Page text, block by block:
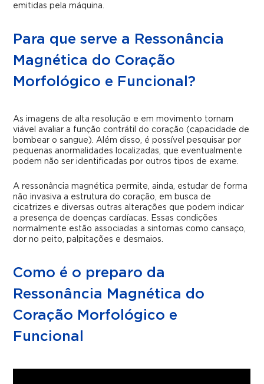
emitidas pela máquina.
Para que serve a Ressonância
Magnética do Coração
Morfológico e Funcional?
As imagens de alta resolução e em movimento tornam
viável avaliar a função contrátil do coração (capacidade de
bombear o sangue). Além disso, é possível pesquisar por
pequenas anormalidades localizadas, que eventualmente
podem não ser identificadas por outros tipos de exame.
A ressonância magnética permite, ainda, estudar de forma
não invasiva a estrutura do coração, em busca de
cicatrizes e diversas outras alterações que podem indicar
a presença de doenças cardíacas. Essas condições
normalmente estão associadas a sintomas como cansaço,
dor no peito, palpitações e desmaios.
Como é o preparo da
Ressonância Magnética do
Coração Morfológico e
Funcional